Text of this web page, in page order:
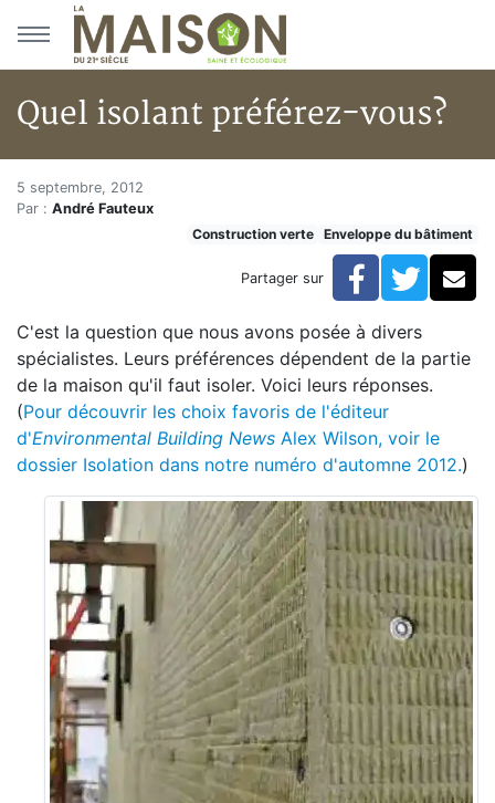
Aller au menu principal
Aller au contenu principal
Quel isolant préférez-vous?
Accueil
Articles
Construction verte
Quel isolant préférez-vous?
5 septembre, 2012
Par : André Fauteux
Construction verte
Enveloppe du bâtiment
Partager sur Facebook
C'est la question que nous avons posée à divers
spécialistes. Leurs préférences dépendent de la partie
de la maison qu'il faut isoler. Voici leurs réponses.
(Pour découvrir les choix favoris de l'éditeur
d'Environmental Building News Alex Wilson, voir le
dossier Isolation dans notre numéro d'automne 2012.)